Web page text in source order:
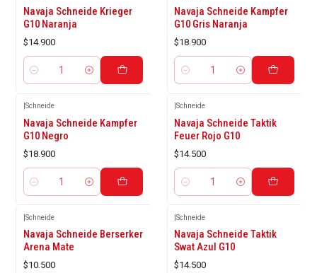
Navaja Schneide Krieger
G10 Naranja
$14.900
Cantidad
Navaja Schneide Kampfer
G10 Gris Naranja
$18.900
Cantidad
|Schneide
Navaja Schneide Kampfer
G10 Negro
$18.900
Cantidad
|Schneide
Navaja Schneide Taktik
Feuer Rojo G10
$14.500
Cantidad
|Schneide
Navaja Schneide Berserker
Arena Mate
$10.500
|Schneide
Navaja Schneide Taktik
Swat Azul G10
$14.500